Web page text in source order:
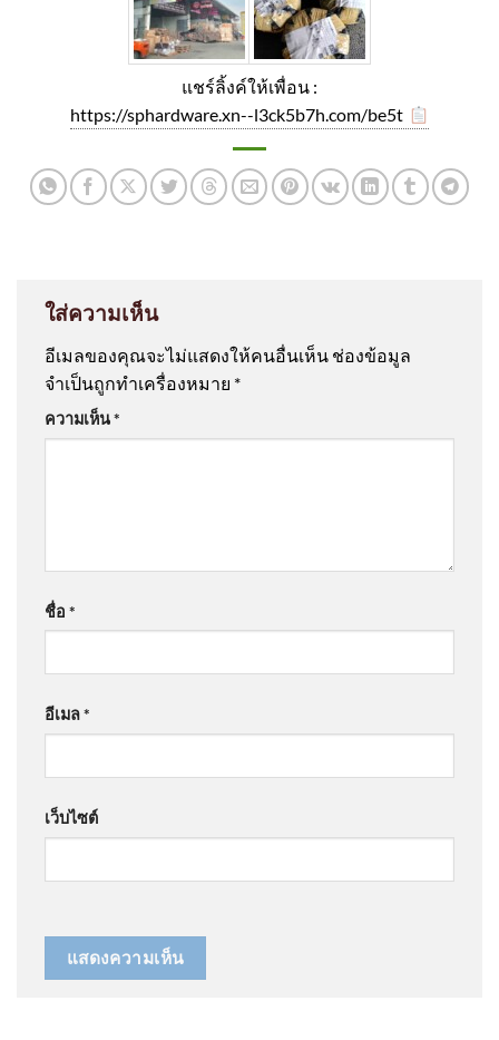
แชร์ลิ้งค์ให้เพื่อน :
https://sphardware.xn--l3ck5b7h.com/be5t
ใส่ความเห็น
อีเมลของคุณจะไม่แสดงให้คนอื่นเห็น ช่องข้อมูล
จำเป็นถูกทำเครื่องหมาย *
ความเห็น*
ชื่อ *
อีเมล*
เว็บไซต์